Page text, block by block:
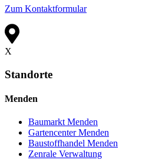
Zum Kontaktformular
X
Standorte
Menden
Baumarkt Menden
Gartencenter Menden
Baustoffhandel Menden
Zenrale Verwaltung